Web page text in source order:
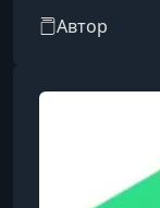
различные
сети и
Автор